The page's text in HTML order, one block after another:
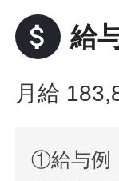
attach_money 給
月給
①給与例